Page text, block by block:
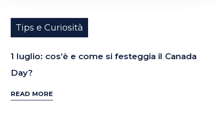
Tips e Curiosità
1 luglio: cos’è e come si festeggia il Canada
Day?
READ MORE